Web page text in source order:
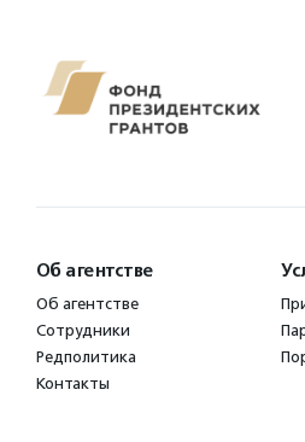
Об агентстве
Об агентстве
Сотрудники
Редполитика
Контакты